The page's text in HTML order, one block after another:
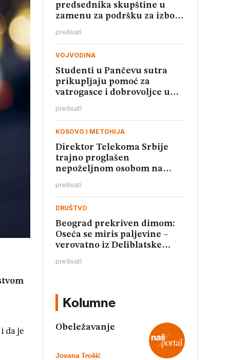
da je
predsednika skupštine u
zamenu za podršku za izbor
pre8sati
VOJVODINA
Studenti u Pančevu sutra
prikupljaju pomoć za
vatrogasce i dobrovoljce u
pre8sati
KOSOVO I METOHIJA
Direktor Telekoma Srbije
trajno proglašen
nepoželjnom osobom na
pre8sati
DRUŠTVO
Beograd prekriven dimom:
Oseća se miris paljevine –
verovatno iz Deliblatske
pre9sati
Kolumne
Obeležavanje
Jovana Trošić